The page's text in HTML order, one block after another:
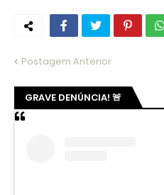
Postagem Anterior
GRAVE DENÚNCIA! 🚨